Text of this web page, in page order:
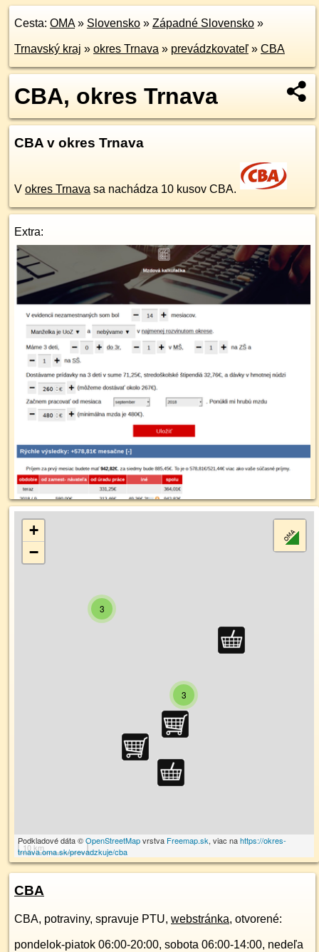
Cesta: OMA» Slovensko » Západné Slovensko »
Trnavský kraj » okres Trnava » prevádzkovateľ » CBA
CBA, okres Trnava
CBA v okres Trnava
V okres Trnava sa nachádza 10 kusov CBA.
Extra:
3
3
+
−
10 km
Podkladové dáta ©OpenStreetMapvrstva Freemap.sk, viac nahttps://okres-
trnava.oma.sk/prevadzkuje/cba
CBA
CBA, potraviny, spravuje PTU, webstránka, otvorené:
pondelok-piatok 06:00-20:00, sobota 06:00-14:00, nedeľa